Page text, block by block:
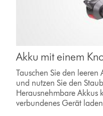
Akku mit einem
Tauschen Sie den
und nutzen Sie den
Herausnehmbare Akkus
verbundenes Gerät